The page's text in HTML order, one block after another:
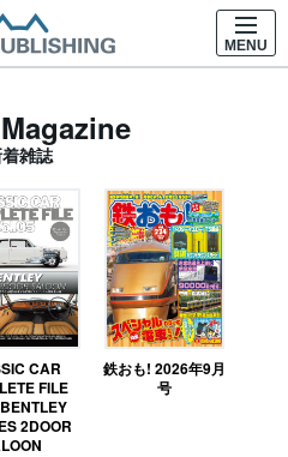
MENU
雑誌
CAR
FILE
2DOOR
鉄おも! 2026年9月
号